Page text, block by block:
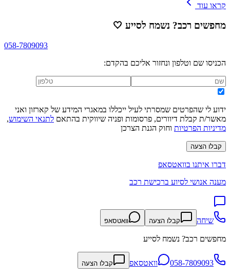
קראו עוד
מחפשים רכב? נשמח לסייע 🤍
058-7809093
הכניסו שם וטלפון ונחזור אליכם בהקדם:
ידוע לי שהפרטים שמסרתי לעיל ייכללו במאגרי המידע של קארזון ואני
מאשר/ת קבלת דיוורים, פרסומות ופניה שיווקית בהתאם לתנאי השימוש,
מדיניות הפרטיות וחוק הגנת הצרכן
קבלו הצעה
דברו איתנו בוואטסאפ
מענה אנושי לסיוע ברכישת רכב
שיחה קבלו הצעה וואטסאפ
מחפשים רכב? נשמח לסייע
058-7809093 וואטסאפ קבלו הצעה